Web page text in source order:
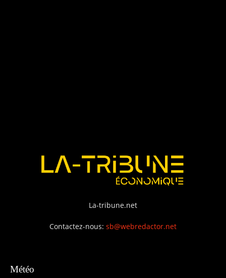
La-tribune.net
Contactez-nous: sb@webredactor.net
Météo